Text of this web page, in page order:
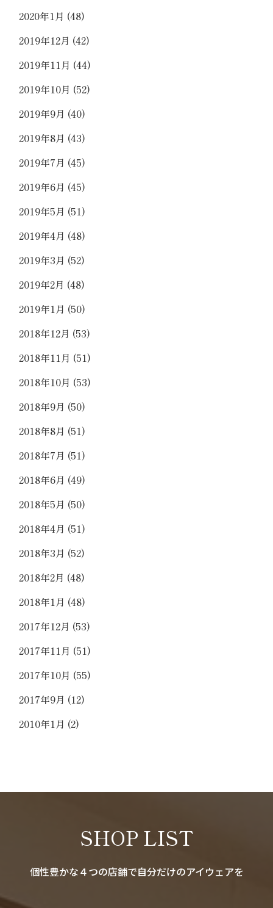
2020年1月 (48)
2019年12月 (42)
2019年11月 (44)
2019年10月 (52)
2019年9月 (40)
2019年8月 (43)
2019年7月 (45)
2019年6月 (45)
2019年5月 (51)
2019年4月 (48)
2019年3月 (52)
2019年2月 (48)
2019年1月 (50)
2018年12月 (53)
2018年11月 (51)
2018年10月 (53)
2018年9月 (50)
2018年8月 (51)
2018年7月 (51)
2018年6月 (49)
2018年5月 (50)
2018年4月 (51)
2018年3月 (52)
2018年2月 (48)
2018年1月 (48)
2017年12月 (53)
2017年11月 (51)
2017年10月 (55)
2017年9月 (12)
2010年1月 (2)
SHOP LIST
個性豊かな４つの店舗で自分だけのアイウェアを